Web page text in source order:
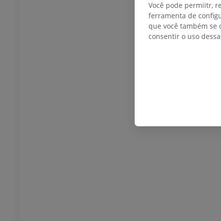
Você pode permiitr,
ferramenta de
que você também se
consentir o uso